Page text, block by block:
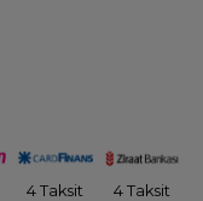
4 Taksit 4 Taksit